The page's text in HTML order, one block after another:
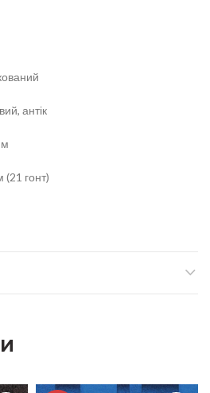
антік
(21 гонт)